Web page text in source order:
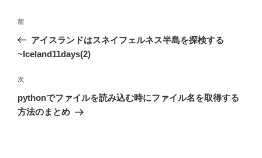
投
ナ
ゲ
ー
シ
前
の
投
前
アイスランドはスネイフェルネス半島を探検する
~Iceland11days(2)
次
の
投
次
pythonでファイルを読み込む時にファイル名を取得する
方法のまとめ